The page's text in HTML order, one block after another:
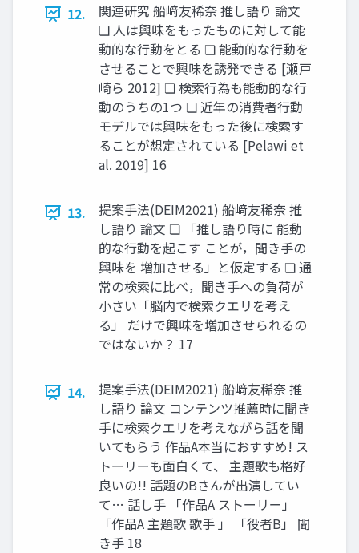
12.
関連研究 船﨑友稀奈 推し語り 論文
❏ 人は興味をもったものに対して能
動的な行動をとる ❏ 能動的な行動を
させることで興味を誘発できる [瀬戸
崎ら 2012] ❏ 検索行為も能動的な行
動のうちの1つ ❏ 近年の消費者行動
モデルでは興味をもった後に検索す
ることが想定されている [Pelawi et
al. 2019] 16
13.
提案手法(DEIM2021) 船﨑友稀奈 推
し語り 論文 ❏ 「推し語り時に 能動
的な行動を起こす ことが，聞き手の
興味を 増加させる」と仮定する ❏ 通
常の検索に比べ，聞き手への負荷が
小さい「脳内で検索クエリを考え
る」 だけで興味を増加させられるの
ではないか？ 17
14.
提案手法(DEIM2021) 船﨑友稀奈 推
し語り 論文 コンテンツ推薦時に聞き
手に検索クエリを考えながら話を聞
いてもらう 作品A本当におすすめ! ス
トーリーも面白くて、 主題歌も格好
良いの!! 話題のBさんが出演してい
て… 話し手 「作品A ストーリー」
「作品A 主題歌 歌手 」 「役者B」 聞
き手 18